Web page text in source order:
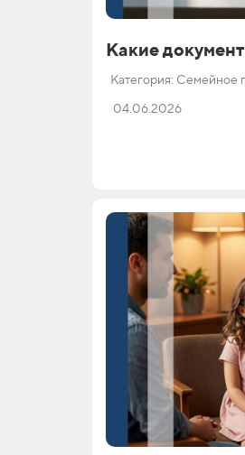
Какие
Категория: Семейное
04.06.2026